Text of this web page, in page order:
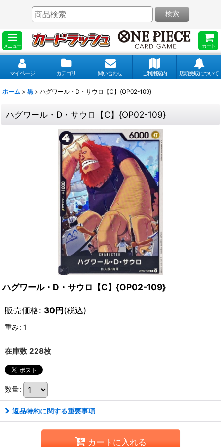
メニュー カート
検索
マイページ カテゴリ 問い合わせ ご利用案内 店頭受取について
ホーム > 黒 > ハグワール・D・サウロ【C】{OP02-109}
ハグワール・D・サウロ【C】{OP02-109}
ハグワール・D・サウロ【C】{OP02-109}
販売価格: 30円(税込)
重み: 1
在庫数 228枚
数量:
返品特約に関する重要事項
カートに入れる